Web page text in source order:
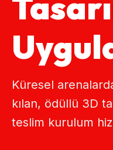
Küresel
kılan, ödüllü 3D
teslim kurulum